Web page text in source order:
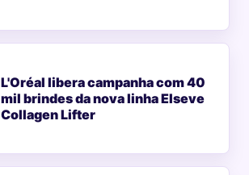
L'Oréal libera campanha com 40
mil brindes da nova linha Elseve
Collagen Lifter